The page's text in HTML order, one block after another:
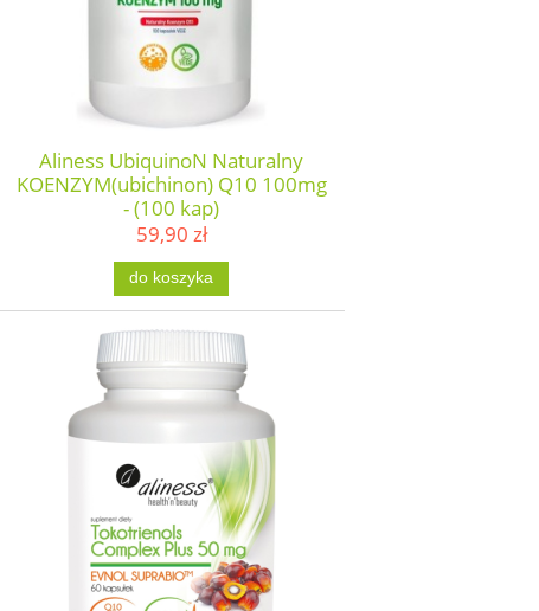
Aliness UbiquinoN Naturalny
KOENZYM(ubichinon) Q10 100mg
- (100 kap)
59,90 zł
do koszyka